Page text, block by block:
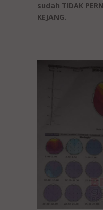
sudah TIDAK
KEJANG.